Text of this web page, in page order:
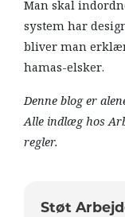
Man skal
system har
bliver man
hamas-elsker.
Denne blog er
Alle indlæg hos
regler.
Støt